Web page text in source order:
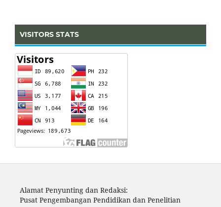
VISITORS STATS
Alamat Penyunting dan Redaksi:
Pusat Pengembangan Pendidikan dan Penelitian